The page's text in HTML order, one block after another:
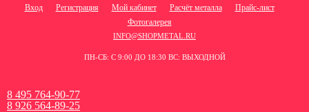
Вход Регистрация Мой кабинет Расчёт металла
Прайс-лист
Фотогалерея
INFO@SHOPMETAL.RU
ПН-СБ: С 9:00 ДО 18:30 ВС: ВЫХОДНОЙ
8 495 764-90-77
8 926 564-89-25